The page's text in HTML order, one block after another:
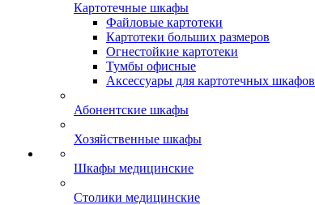
Картотечные шкафы
Файловые картотеки
Картотеки больших размеров
Огнестойкие картотеки
Тумбы офисные
Аксессуары для картотечных шкафов
Абонентские шкафы
Хозяйственные шкафы
Шкафы медицинские
Столики медицинские